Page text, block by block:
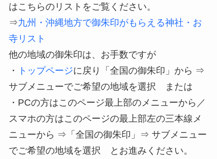
はこちらのリストをご覧ください。
⇒九州・沖縄地方で御朱印がもらえる神社・お
寺リスト
他の地域の御朱印は、お手数ですが
・
トップページに戻り「全国の御朱印」から ⇒
サブメニューでご希望の地域を選択 または
・PCの方はこのページ最上部のメニューから／
スマホの方はこのページの最上部左の三本線メ
ニューから ⇒「全国の御朱印」⇒ サブメニュー
でご希望の地域を選択 とお進みください。